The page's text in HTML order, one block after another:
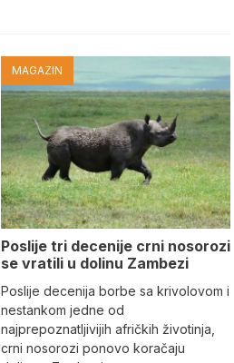
MAGAZIN
Poslije tri decenije crni nosorozi
se vratili u dolinu Zambezi
Poslije decenija borbe sa krivolovom i
nestankom jedne od
najprepoznatljivijih afričkih životinja,
crni nosorozi ponovo koračaju